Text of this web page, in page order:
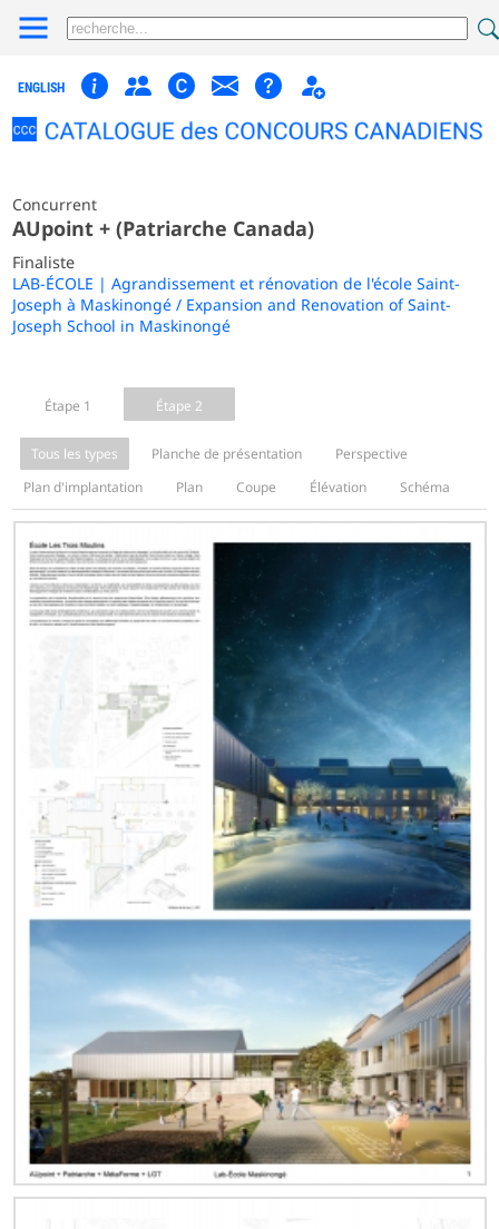
ENGLISH
Concurrent
AUpoint + (Patriarche Canada)
Finaliste
LAB-ÉCOLE | Agrandissement et rénovation de l'école Saint-
Joseph à Maskinongé / Expansion and Renovation of Saint-
Joseph School in Maskinongé
Étape 1 Étape 2
Tous les types Planche de présentation
Perspective
Plan d'implantation
Plan Coupe Élévation Schéma